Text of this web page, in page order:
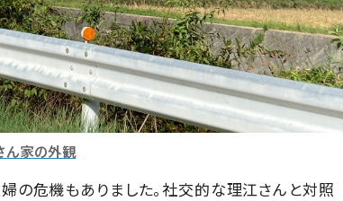
ん家の外観
の危機もありました。社交的な理江さんと対照